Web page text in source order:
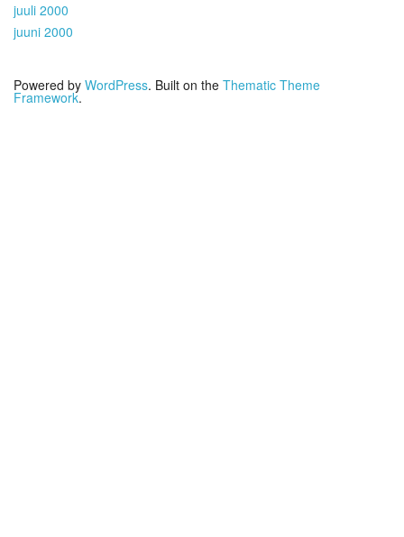
juuli 2000
juuni 2000
Powered by WordPress. Built on the Thematic Theme
Framework.